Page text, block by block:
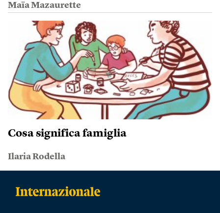
Maïa Mazaurette
Cosa significa famiglia
Ilaria Rodella